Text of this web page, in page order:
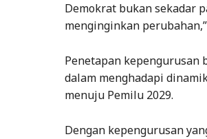
Demokrat bukan sekadar
menginginkan
Penetapan
dalam menghadapi
menuju Pemilu 2029.
Dengan kepengurusan